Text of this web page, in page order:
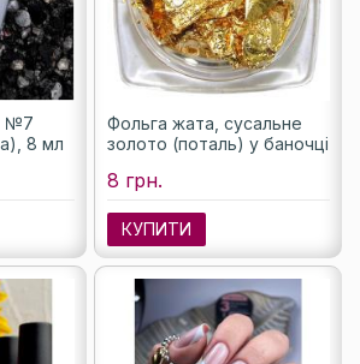
№7
8 мл
Фольга жата, сусальне
золото (поталь) у баночці
8 грн.
КУПИТИ